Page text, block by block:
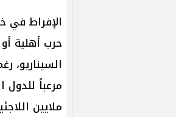
الإفراط في
حرب أهلية
السيناريو،
مرعباً
ملايين